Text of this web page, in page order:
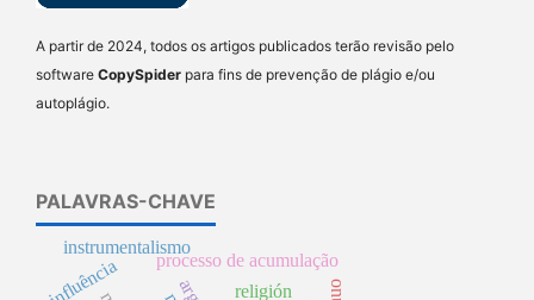
A partir de 2024, todos os artigos publicados terão revisão pelo
software CopySpider para fins de prevenção de plágio e/ou
autoplágio.
PALAVRAS-CHAVE
processo de acumulação
religión
instrumentalismo
influência